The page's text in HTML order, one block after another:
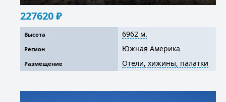
227620₽
Высота 6962 м.
Регион Южная Америка
Размещение Отели, хижины, палатки